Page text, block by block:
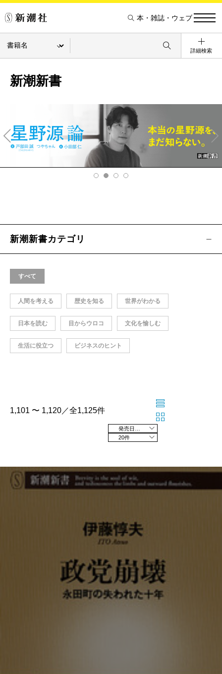
本・雑誌・ウェブ
詳細検索
新潮新書
v
Ne
xt
新潮新書カテゴリ
すべて
人間を考える 歴史を知る 世界がわかる
日本を読む 目からウロコ 文化を愉しむ
生活に役立つ ビジネスのヒント
1,101 〜 1,120／全1,125件
20件